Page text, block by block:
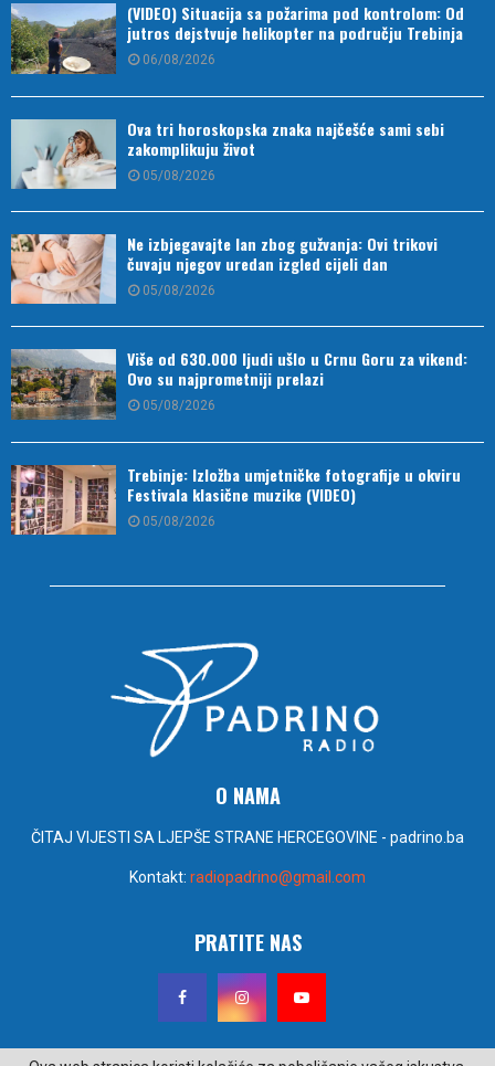
(VIDEO) Situacija sa požarima pod kontrolom: Od
jutros dejstvuje helikopter na području Trebinja
06/08/2026
Ova tri horoskopska znaka najčešće sami sebi
zakomplikuju život
05/08/2026
Ne izbjegavajte lan zbog gužvanja: Ovi trikovi
čuvaju njegov uredan izgled cijeli dan
05/08/2026
Više od 630.000 ljudi ušlo u Crnu Goru za vikend:
Ovo su najprometniji prelazi
05/08/2026
Trebinje: Izložba umjetničke fotografije u okviru
Festivala klasične muzike (VIDEO)
05/08/2026
O NAMA
ČITAJ VIJESTI SA LJEPŠE STRANE HERCEGOVINE - padrino.ba
Kontakt: radiopadrino@gmail.com
PRATITE NAS